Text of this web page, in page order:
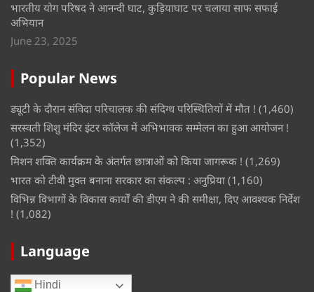
भारतीय योग परिषद ने आनन्दी घाट, कुड़ियाघाट पर चलाया साफ सफाई
अभियान
June 23, 2025
Popular News
ड्यूटी के दौरान संविदा परिचालक की संदिग्ध परिस्थितियों में मौत ! (1,460)
सरस्वती शिशु मंदिर इंटर कॉलेज में अभिभावक सम्मेलन का हुआ आयोजन !
(1,352)
मिशन शक्ति कार्यक्रम के अंतर्गत छात्राओं को किया जागरूक ! (1,269)
भारत को टीवी मुक्त बनाना सरकार का संकल्प : अनुप्रिया (1,160)
विभिन्न विभागों के विकास कार्यों की डीएम ने की समीक्षा, दिए आवश्यक निर्देश
! (1,082)
Language
Hindi